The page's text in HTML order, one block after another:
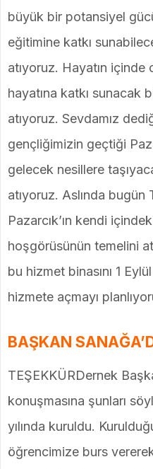
büyük bir potansiyel
eğitimine katkı
atıyoruz. Hayatın içinde
hayatına katkı sunacak
atıyoruz. Sevdamız
gençliğimizin geçtiği
gelecek nesillere
atıyoruz. Aslında
Pazarcık’ın kendi
hoşgörüsünün temelini
bu hizmet binasını 1
hizmete açmayı
BAŞKAN
TEŞEKKÜRDernek
konuşmasına şunları
yılında kuruldu.
öğrencimize burs